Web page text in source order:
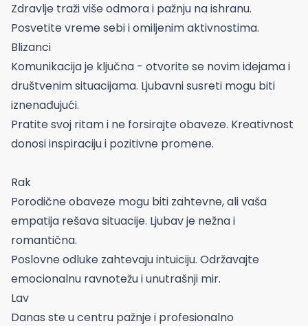
Zdravlje traži više odmora i pažnju na ishranu.
Posvetite vreme sebi i omiljenim aktivnostima.
Blizanci
Komunikacija je ključna - otvorite se novim idejama i
društvenim situacijama. Ljubavni susreti mogu biti
iznenađujući.
Pratite svoj ritam i ne forsirajte obaveze. Kreativnost
donosi inspiraciju i pozitivne promene.
Rak
Porodične obaveze mogu biti zahtevne, ali vaša
empatija rešava situacije. Ljubav je nežna i
romantična.
Poslovne odluke zahtevaju intuiciju. Održavajte
emocionalnu ravnotežu i unutrašnji mir.
Lav
Danas ste u centru pažnje i profesionalno